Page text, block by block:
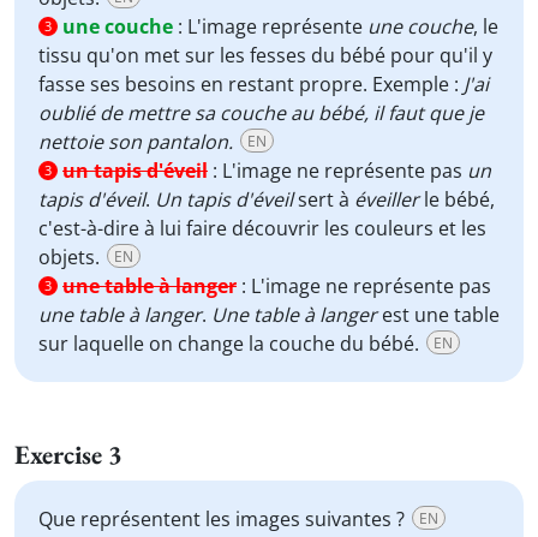
3 une couche : L'image représente une couche, le
tissu qu'on met sur les fesses du bébé pour qu'il y
fasse ses besoins en restant propre. Exemple : J'ai
oublié de mettre sa couche au bébé, il faut que je
nettoie son pantalon.
EN
3 un tapis d'éveil : L'image ne représente pas un
tapis d'éveil. Un tapis d'éveilsert à éveillerle bébé,
c'est-à-dire à lui faire découvrir les couleurs et les
objets.
EN
3 une table à langer : L'image ne représente pas
une table à langer. Une table à langerest une table
sur laquelle on change la couche du bébé.
EN
Exercise 3
Que représentent les images suivantes ? EN